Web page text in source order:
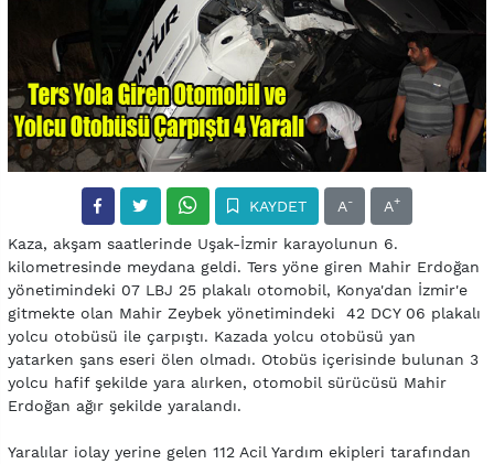
KAYDET A- A+
Kaza, akşam saatlerinde Uşak-İzmir karayolunun 6.
kilometresinde meydana geldi. Ters yöne giren Mahir Erdoğan
yönetimindeki 07 LBJ 25 plakalı otomobil, Konya'dan İzmir'e
gitmekte olan Mahir Zeybek yönetimindeki 42 DCY 06 plakalı
yolcu otobüsü ile çarpıştı. Kazada yolcu otobüsü yan
yatarken şans eseri ölen olmadı. Otobüs içerisinde bulunan 3
yolcu hafif şekilde yara alırken, otomobil sürücüsü Mahir
Erdoğan ağır şekilde yaralandı.
Yaralılar iolay yerine gelen 112 Acil Yardım ekipleri tarafından